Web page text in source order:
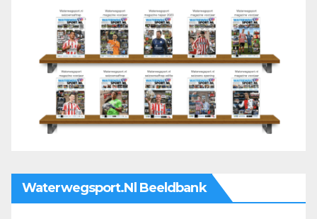
Waterwegsport.nl Beeldbank